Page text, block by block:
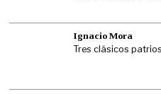
Ignacio Mora
Tres clásicos